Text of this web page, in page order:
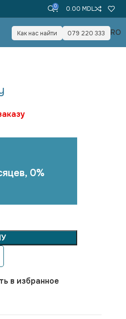
0 0.00 MDL
Как нас найти 079 220 333 RO
0%
в избранное